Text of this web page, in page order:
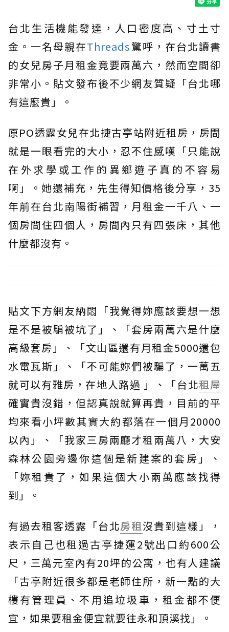
台北生活機能發達，人口密度高、寸土寸
金。一名母親在Threads驚呼，在台北讀書
的女兒房子月租金竟要兩萬六，然而空間卻
非常小。貼文發布後不少網友質疑「台北哪
有這麼貴」。
原PO透露女兒在北捷古亭站附近租房，房間
就是一眼看完的大小，忍不住感嘆「只能說
在外求學或工作的異鄉遊子真的不容易
啊」。她還補充，先生得知價格後分享，35
年前在台北南陽街補習，月租金一千八、一
個房間住四個人，房間內只有四張床，其他
什麼都沒有。
貼文下方網友納悶「我覺得妳應該要想一想
是不是被騙被坑了」、「套房兩萬六是什麼
高級套房」、「文山區還有月租金5000還包
水電瓦斯」、「不可能妳們被騙了，一萬五
就可以有雅房，在地人路過 」、「台北租屋
確實貴沒錯，但認真說就算再貴，目前的平
均來看小坪數其實大約都落在一個月20000
以內」、「我家三房兩廳才租兩萬八，大安
森林公園旁邊你這個是新建案的套房」、
「妳租貴了，如果這個大小兩萬應該找得
到」。
有過去租客透露「台北房租沒貴到這樣」，
表示自己也租過古亭捷運2號出口約600公
尺，三萬元室內有20坪的公寓，也有人建議
「古亭附近很多都是老師住所，新一點的大
樓有管理員、不用追垃圾車，租金都不便
宜，如果要租金便宜就要往永和頂溪找」。